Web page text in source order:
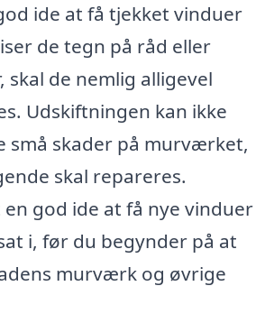
ide at få tjekket vinduer
de tegn på råd eller
skal de nemlig alligevel
Udskiftningen kan ikke
små skader på murværket,
skal repareres.
god ide at få nye vinduer
i, før du begynder på at
murværk og øvrige